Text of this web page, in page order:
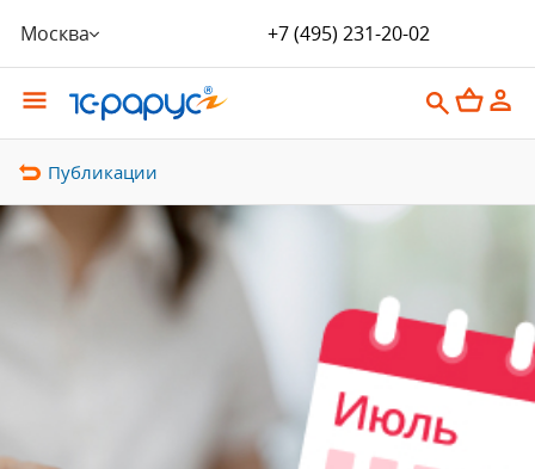
Москва +7 (495) 231-20-02
Публикации